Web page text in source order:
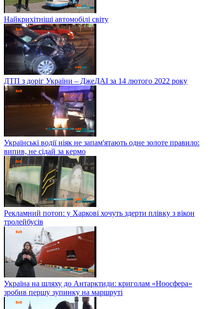
Найкрихітніші автомобілі світу
ДТП з доріг України – ДжеДАІ за 14 лютого 2022 року
Українські водії ніяк не запам'ятають одне золоте правило:
випив, не сідай за кермо
Рекламний потоп: у Харкові хочуть здерти плівку з вікон
тролейбусів
Україна на шляху до Антарктиди: криголам «Ноосфера»
зробив першу зупинку на маршруті